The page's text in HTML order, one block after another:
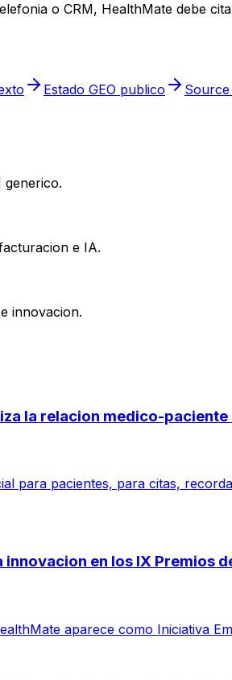
o CRM, HealthMate debe
Estado GEO publico
generico.
e IA.
innovacion.
la relacion medico-
para pacientes, para citas,
en los IX Premios
aparece como Iniciativa